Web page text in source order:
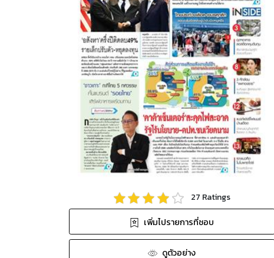
27 Ratings
เพิ่มไปรายการที่ชอบ
ดูตัวอย่าง